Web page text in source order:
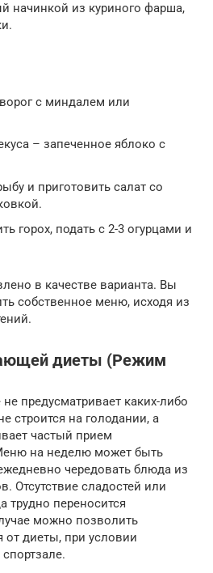
начинкой из куриного фарша,
с миндалем или
– запеченное яблоко с
и приготовить салат со
горох, подать с 2-3 огурцами и
в качестве варианта. Вы
собственное меню, исходя из
диеты (Режим
предусматривает каких-либо
строится на голодании, а
частый прием
на неделю может быть
чередовать блюда из
Отсутствие сладостей или
трудно переносится
можно позволить
от диеты, при условии